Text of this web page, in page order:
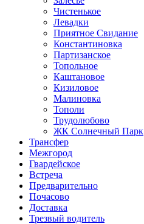
Чистенькое
Левадки
Приятное Свидание
Константиновка
Партизанское
Топольное
Каштановое
Кизиловое
Малиновка
Тополи
Трудолюбово
ЖК Солнечный Парк
Трансфер
Межгород
Гвардейское
Встреча
Предварительно
Почасово
Доставка
Трезвый водитель